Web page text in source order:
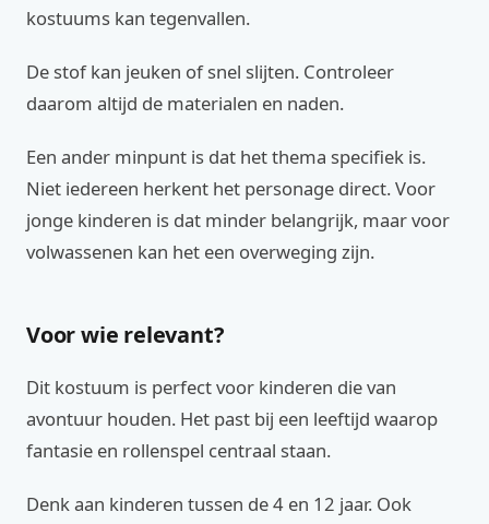
kostuums kan tegenvallen.
De stof kan jeuken of snel slijten. Controleer
daarom altijd de materialen en naden.
Een ander minpunt is dat het thema specifiek is.
Niet iedereen herkent het personage direct. Voor
jonge kinderen is dat minder belangrijk, maar voor
volwassenen kan het een overweging zijn.
Voor wie relevant?
Dit kostuum is perfect voor kinderen die van
avontuur houden. Het past bij een leeftijd waarop
fantasie en rollenspel centraal staan.
Denk aan kinderen tussen de 4 en 12 jaar. Ook